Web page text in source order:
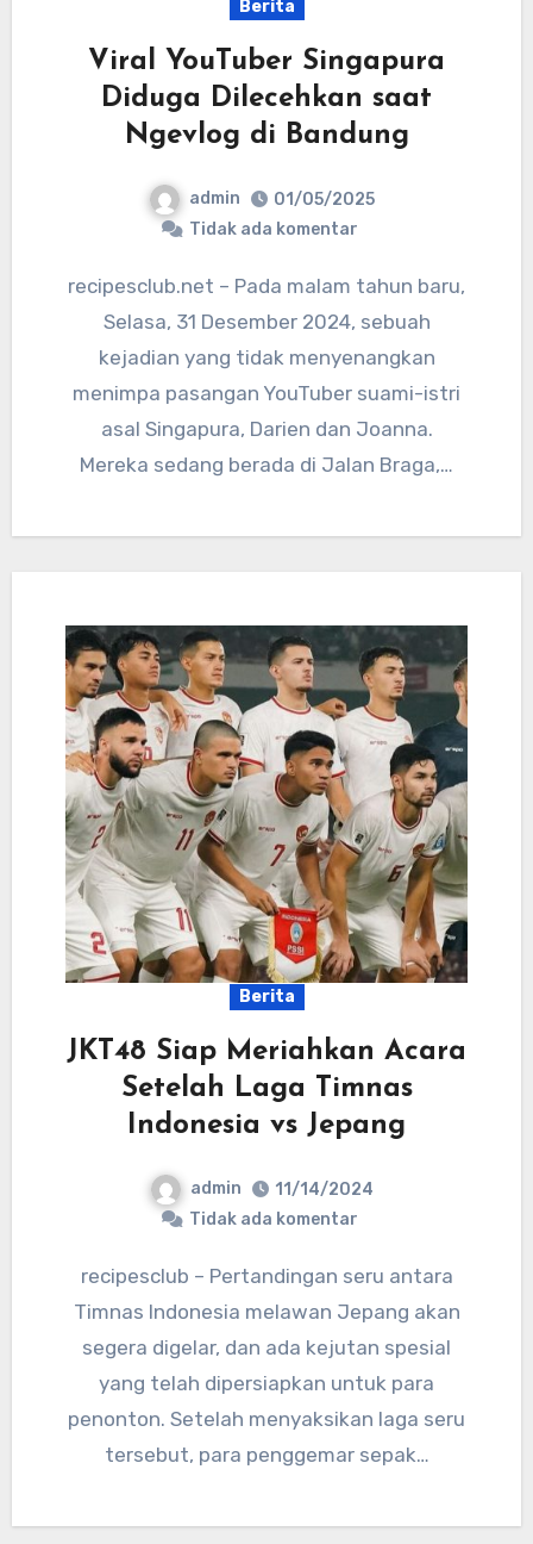
Berita
Viral YouTuber Singapura
Diduga Dilecehkan saat
Ngevlog di Bandung
admin
01/05/2025
Tidak ada komentar
recipesclub.net – Pada malam tahun baru,
Selasa, 31 Desember 2024, sebuah
kejadian yang tidak menyenangkan
menimpa pasangan YouTuber suami-istri
asal Singapura, Darien dan Joanna.
Mereka sedang berada di Jalan Braga,…
Berita
JKT48 Siap Meriahkan Acara
Setelah Laga Timnas
Indonesia vs Jepang
admin
11/14/2024
Tidak ada komentar
recipesclub – Pertandingan seru antara
Timnas Indonesia melawan Jepang akan
segera digelar, dan ada kejutan spesial
yang telah dipersiapkan untuk para
penonton. Setelah menyaksikan laga seru
tersebut, para penggemar sepak…